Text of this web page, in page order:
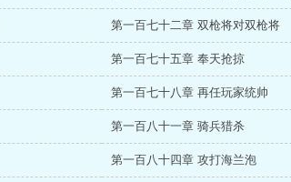
第一百七十二章 双枪将对双枪将
第一百七十五章 奉天抢掠
第一百七十八章 再任玩家统帅
第一百八十一章 骑兵猎杀
第一百八十四章 攻打海兰泡